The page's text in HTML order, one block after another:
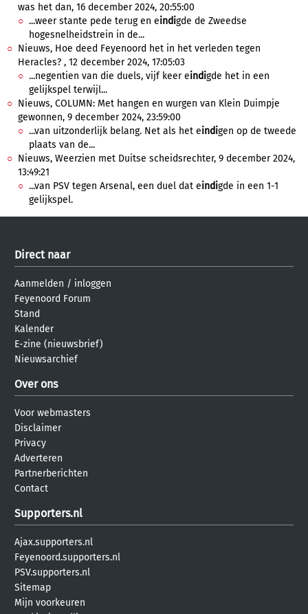
was het dan, 16 december 2024, 20:55:00
...weer stante pede terug en eindigde de Zweedse
hogesnelheidstrein in de...
Nieuws, Hoe deed Feyenoord het in het verleden tegen
Heracles? , 12 december 2024, 17:05:03
...negentien van die duels, vijf keer eindigde het in een
gelijkspel terwijl...
Nieuws, COLUMN: Met hangen en wurgen van Klein Duimpje
gewonnen, 9 december 2024, 23:59:00
...van uitzonderlijk belang. Net als het eindigen op de tweede
plaats van de...
Nieuws, Weerzien met Duitse scheidsrechter, 9 december 2024,
13:49:21
...van PSV tegen Arsenal, een duel dat eindigde in een 1-1
gelijkspel.
Direct naar
Aanmelden / inloggen
Feyenoord Forum
Stand
Kalender
E-zine (nieuwsbrief)
Nieuwsarchief
Over ons
Voor webmasters
Disclaimer
Privacy
Adverteren
Partnerberichten
Contact
Supporters.nl
Ajax.supporters.nl
Feyenoord.supporters.nl
PSV.supporters.nl
Sitemap
Mijn voorkeuren